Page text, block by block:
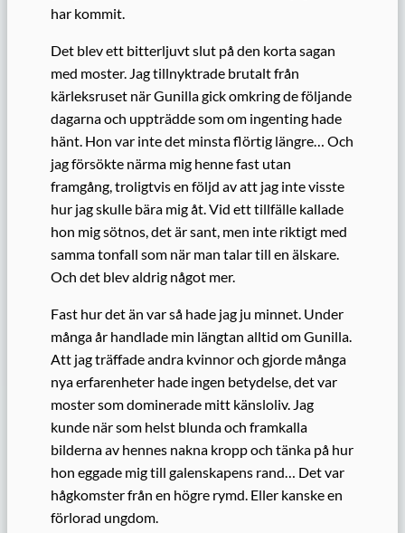
har kommit.
Det blev ett bitterljuvt slut på den korta sagan
med moster. Jag tillnyktrade brutalt från
kärleksruset när Gunilla gick omkring de följande
dagarna och uppträdde som om ingenting hade
hänt. Hon var inte det minsta flörtig längre… Och
jag försökte närma mig henne fast utan
framgång, troligtvis en följd av att jag inte visste
hur jag skulle bära mig åt. Vid ett tillfälle kallade
hon mig sötnos, det är sant, men inte riktigt med
samma tonfall som när man talar till en älskare.
Och det blev aldrig något mer.
Fast hur det än var så hade jag ju minnet. Under
många år handlade min längtan alltid om Gunilla.
Att jag träffade andra kvinnor och gjorde många
nya erfarenheter hade ingen betydelse, det var
moster som dominerade mitt känsloliv. Jag
kunde när som helst blunda och framkalla
bilderna av hennes nakna kropp och tänka på hur
hon eggade mig till galenskapens rand… Det var
hågkomster från en högre rymd. Eller kanske en
förlorad ungdom.